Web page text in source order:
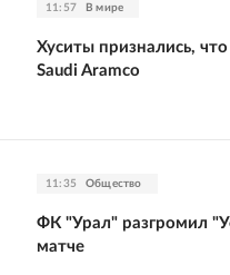
11:57 В мире
Хуситы признались,
Saudi Aramco
11:35 Общество
ФК "Урал" разгромил
матче